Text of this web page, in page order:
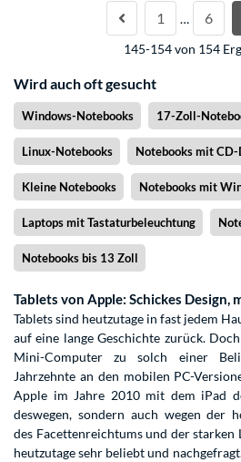
1 … 6
145-154 von 154
Wird auch oft gesucht
Windows-Notebooks 17-Zoll-
Linux-Notebooks Notebooks mit
Kleine Notebooks Notebooks mit
Laptops mit Tastaturbeleuchtung
Notebooks bis 13 Zoll
Tablets von Apple: Schickes Design,
Tablets sind heutzutage in fast jedem
auf eine lange Geschichte zurück.
Mini-Computer zu solch einer
Jahrzehnte an den mobilen PC-
Apple im Jahre 2010 mit dem iPad
deswegen, sondern auch wegen der
des Facettenreichtums und der starken
heutzutage sehr beliebt und